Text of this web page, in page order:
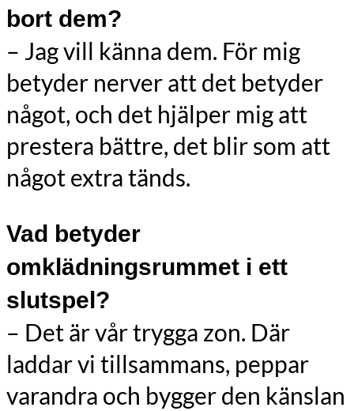
bort dem?
– Jag vill känna dem. För mig
betyder nerver att det betyder
något, och det hjälper mig att
prestera bättre, det blir som att
något extra tänds.
Vad betyder
omklädningsrummet i ett
slutspel?
– Det är vår trygga zon. Där
laddar vi tillsammans, peppar
varandra och bygger den känslan